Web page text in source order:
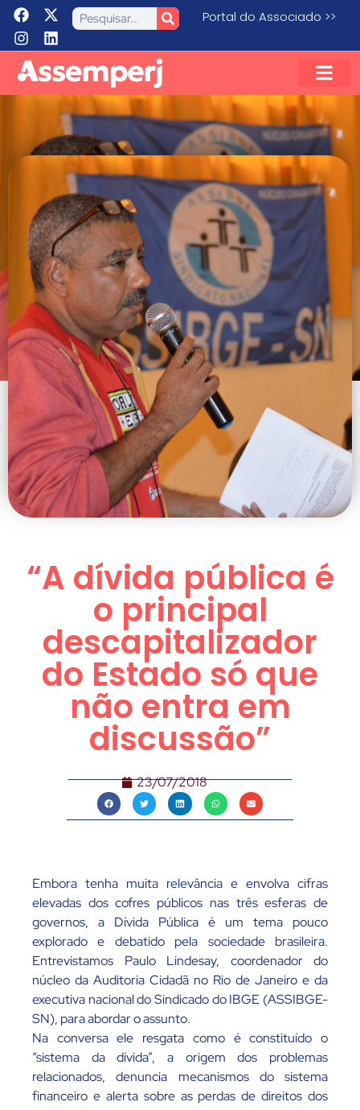
Portal do Associado >>
“A dívida pública é
o principal
descapitalizador
do Estado só que
não entra em
discussão”
23/07/2018
Embora tenha muita relevância e envolva cifras
elevadas dos cofres públicos nas três esferas de
governos, a Dívida Pública é um tema pouco
explorado e debatido pela sociedade brasileira.
Entrevistamos Paulo Lindesay, coordenador do
núcleo da Auditoria Cidadã no Rio de Janeiro e da
executiva nacional do Sindicado do IBGE (ASSIBGE-
SN), para abordar o assunto.
Na conversa ele resgata como é constituído o
“sistema da dívida”, a origem dos problemas
relacionados, denuncia mecanismos do sistema
financeiro e alerta sobre as perdas de direitos dos